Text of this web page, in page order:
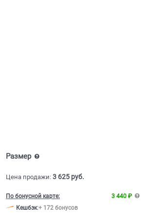
Размер
Цена продажи: 3 625 руб.
По бонусной карте:
3 440 ₽
Кешбэк:+ 172 бонусов